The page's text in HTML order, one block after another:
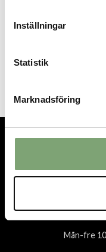
Inställningar
Statistik
Marknadsföring
Artikelnummer:
Mån-fre